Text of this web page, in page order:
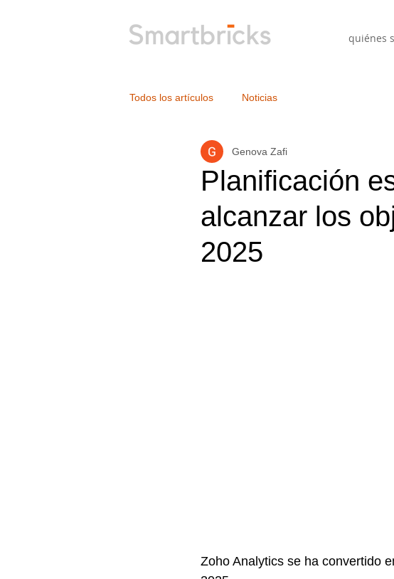
quiénes
Todos los artículos Noticias
Planificación
alcanzar los
2025
Genova Zafi
Zoho Analytics se ha convertido